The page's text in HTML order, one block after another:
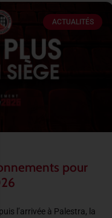
ACTUALITÉS
pour
l’arrivée à Palestra, la